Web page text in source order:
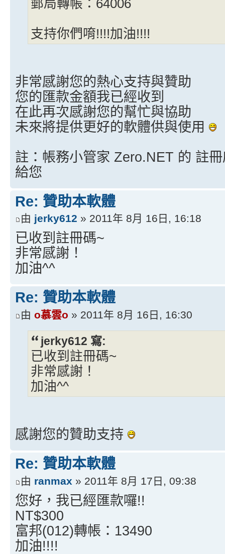
郵局轉帳：64006
支持你們唷!!!!加油!!!!
非常感謝您的熱心支持與贊助
您的匯款金額我已經收到
在此再次感謝您的幫忙與協助
未來將提供更好的軟體供與使用
註：帳務小管家 Zero.NET 的 註
給您
Re: 贊助本軟體
由 jerky612 » 2011年 8月 16日, 16:18
已收到註冊碼~
非常感謝！
加油^^
Re: 贊助本軟體
由 o慕雲o » 2011年 8月 16日, 16:30
jerky612 寫:
已收到註冊碼~
非常感謝！
加油^^
感謝您的贊助支持
Re: 贊助本軟體
由 ranmax » 2011年 8月 17日, 09:38
您好，我已經匯款囉!!
NT$300
富邦(012)轉帳：13490
加油!!!!